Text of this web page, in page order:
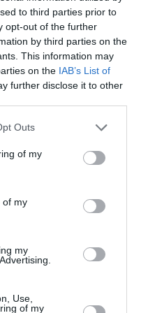
to third parties prior to
opt-out of the further
by third parties on the
This information may
on the IAB’s List of
further disclose it to other
uses one or more Google
You may click to
its third-party tags to
in below Google
Outs
of my
of my
my
Use,
of my
«τριφυλλιού»
γύρο του
την ΤΣΣΚΑ 1948
τον τρίτο
League και η
με τη δυνατότητα